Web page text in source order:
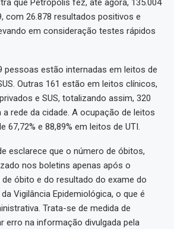
que Petrópolis fez, até agora, 135.004
com 26.878 resultados positivos e
em consideração testes rápidos
pessoas estão internadas em leitos de
Outras 161 estão em leitos clínicos,
e SUS, totalizando assim, 320
rede da cidade. A ocupação de leitos
67,72% e 88,89% em leitos de UTI.
esclarece que o número de óbitos,
nos boletins apenas após o
óbito e do resultado do exame do
Vigilância Epidemiológica, o que é
Trata-se de medida de
erro na informação divulgada pela